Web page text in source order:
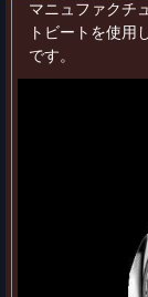
マニュファクチ
トビートを使用
です。